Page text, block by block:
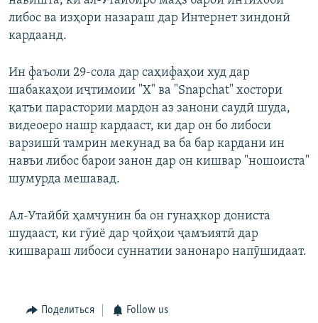
либос ва изҳори назараш дар Интернет зиндонӣ
кардаанд.
Ин фаъоли 29-сола дар саҳифаҳои худ дар
шабакаҳои иҷтимоии "X" ва "Snapchat" хостори
қатъи парастории мардон аз занони саудӣ шуда,
видеоеро нашр кардааст, ки дар он бо либоси
варзишӣ тамрин мекунад ва ба бар кардани ин
навъи либос барои занон дар он кишвар "ношоиста"
шумурда мешавад.
Ал-Утайбӣ ҳамчунин ба он гунаҳкор дониста
шудааст, ки гӯиё дар ҷойҳои ҷамъиятӣ дар
кишвараш либоси суннатии занонаро напӯшидаат.
Поделиться Follow us